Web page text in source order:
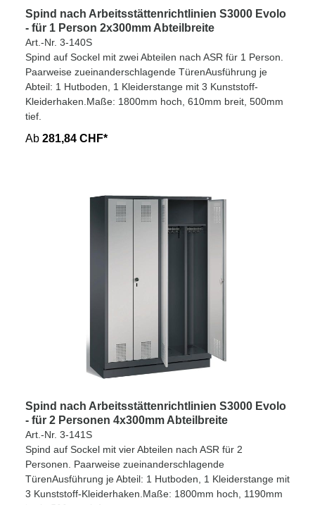
Spind nach Arbeitsstättenrichtlinien S3000 Evolo
- für 1 Person 2x300mm Abteilbreite
Art.-Nr. 3-140S
Spind auf Sockel mit zwei Abteilen nach ASR für 1 Person.
Paarweise zueinanderschlagende TürenAusführung je
Abteil: 1 Hutboden, 1 Kleiderstange mit 3 Kunststoff-
Kleiderhaken.Maße: 1800mm hoch, 610mm breit, 500mm
tief.
Ab 281,84 CHF*
Spind nach Arbeitsstättenrichtlinien S3000 Evolo
- für 2 Personen 4x300mm Abteilbreite
Art.-Nr. 3-141S
Spind auf Sockel mit vier Abteilen nach ASR für 2
Personen. Paarweise zueinanderschlagende
TürenAusführung je Abteil: 1 Hutboden, 1 Kleiderstange mit
3 Kunststoff-Kleiderhaken.Maße: 1800mm hoch, 1190mm